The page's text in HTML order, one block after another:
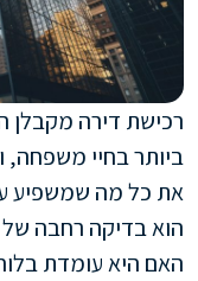
רכישת דירה מקבלן
ביותר בחיי משפחה,
את כל מה שמשפיע
הוא בדיקה רחבה של
האם היא עומדת